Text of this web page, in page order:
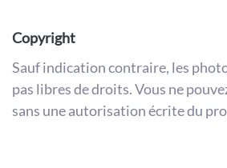
Copyright
Sauf indication contraire, les
pas libres de droits. Vous ne
sans une autorisation écrite du